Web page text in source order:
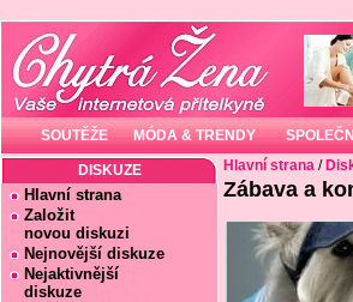
SOUTĚŽE MÓDA & TRENDY
DISKUZE
Hlavní strana
Založit
novou diskuzi
Nejnovější diskuze
Nejaktivnější
diskuze
Hlavní strana /
Zábava a